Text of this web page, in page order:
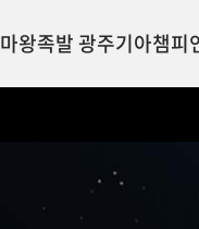
마왕족발 광주기아챔